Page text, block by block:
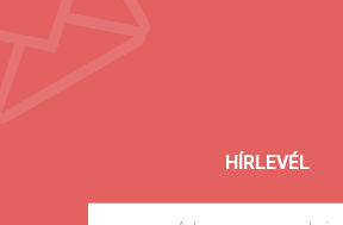
HÍRLEVÉL